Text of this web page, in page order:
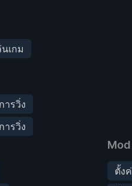
เกม
ารวิ่ง
ารวิ่ง
ตั้ง